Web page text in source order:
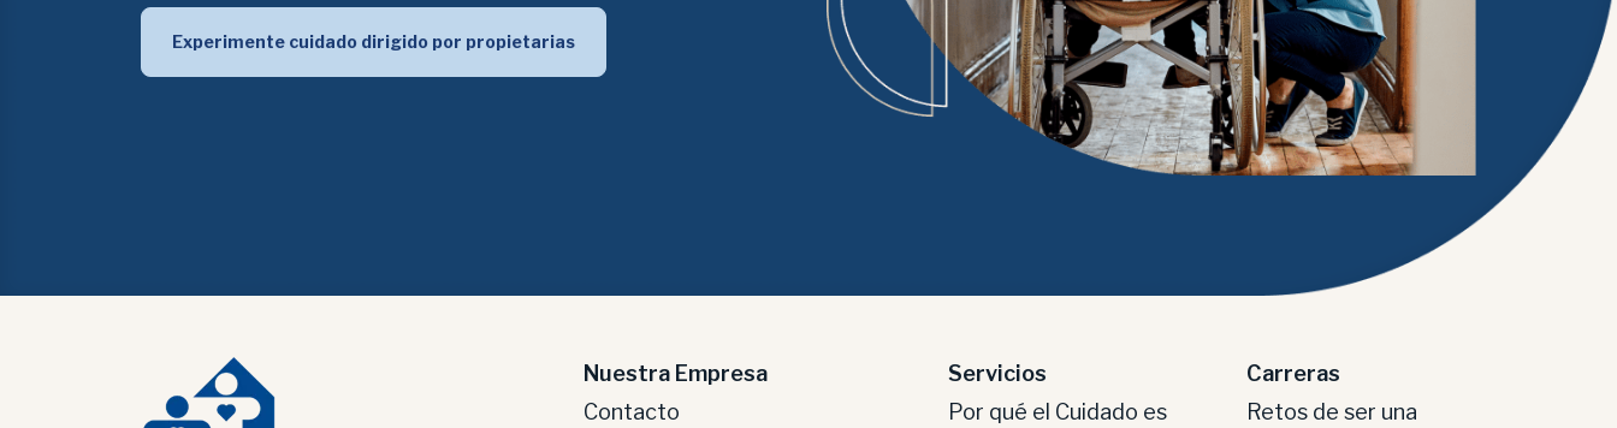
Experimente cuidado dirigido por propietarias
Nuestra Empresa
Contacto
Servicios
Por qué el Cuidado es
Carreras
Retos de ser una